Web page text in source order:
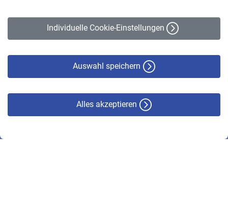
Individuelle Cookie-Einstellungen
Auswahl speichern
Alles akzeptieren
Erklärung zur Barrierefreiheit
© VBL 2026